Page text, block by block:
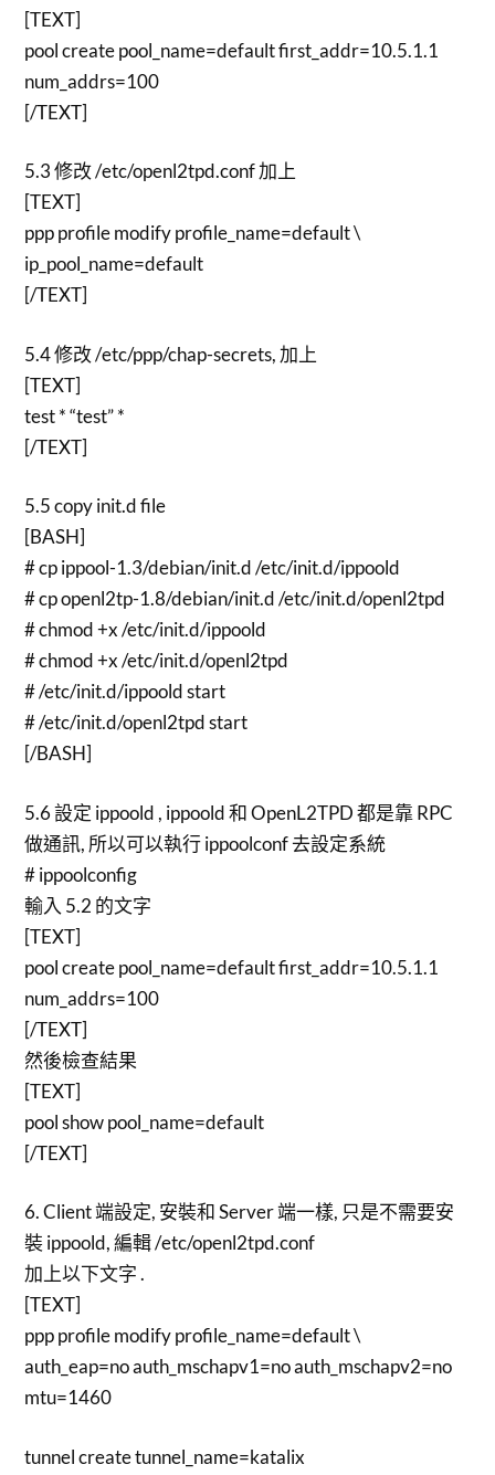
[TEXT]
pool create pool_name=default first_addr=10.5.1.1
num_addrs=100
[/TEXT]
5.3 修改 /etc/openl2tpd.conf 加上
[TEXT]
ppp profile modify profile_name=default \
ip_pool_name=default
[/TEXT]
5.4 修改 /etc/ppp/chap-secrets, 加上
[TEXT]
test * “test” *
[/TEXT]
5.5 copy init.d file
[BASH]
# cp ippool-1.3/debian/init.d /etc/init.d/ippoold
# cp openl2tp-1.8/debian/init.d /etc/init.d/openl2tpd
# chmod +x /etc/init.d/ippoold
# chmod +x /etc/init.d/openl2tpd
# /etc/init.d/ippoold start
# /etc/init.d/openl2tpd start
[/BASH]
5.6 設定 ippoold , ippoold 和 OpenL2TPD 都是靠 RPC
做通訊, 所以可以執行 ippoolconf 去設定系統
# ippoolconfig
輸入 5.2 的文字
[TEXT]
pool create pool_name=default first_addr=10.5.1.1
num_addrs=100
[/TEXT]
然後檢查結果
[TEXT]
pool show pool_name=default
[/TEXT]
6. Client 端設定, 安裝和 Server 端一樣, 只是不需要安
裝 ippoold, 編輯 /etc/openl2tpd.conf
加上以下文字 .
[TEXT]
ppp profile modify profile_name=default \
auth_eap=no auth_mschapv1=no auth_mschapv2=no
mtu=1460
tunnel create tunnel_name=katalix